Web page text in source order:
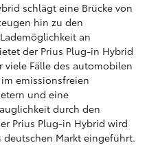
schlägt eine Brücke von
hin zu den
an
der Prius Plug-in Hybrid
viele Fälle des automobilen
emissionsfreien
und eine
durch den
Prius Plug-in Hybrid wird
deutschen Markt eingeführt.